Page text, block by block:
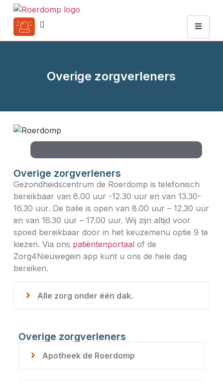
Overige zorgverleners
Overige zorgverleners
Gezondheidscentrum de Roerdomp is telefonisch
bereikbaar van 8.00 uur -12.30 uur en van 13.30-
16.30 uur. De balie is open van 8.00 uur – 12.30 uur
en van 16.30 uur – 17.00 uur. Wij zijn altijd voor
spoed bereikbaar door in het keuzemenu optie 9 te
kiezen. Via ons patiëntenportaalof de
Zorg4Nieuwegein app kunt u ons de hele dag
bereiken.
Alle zorg onder één dak.
Overige zorgverleners
Apotheek de Roerdomp